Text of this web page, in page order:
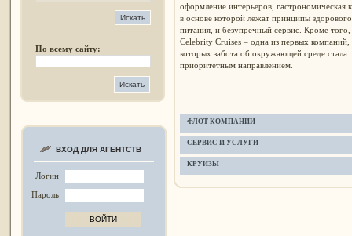
По всему сайту:
ВХОД ДЛЯ АГЕНТСТВ
Логин
Пароль
оформление интерьеров, гастрономическая
в основе которой лежат принципы здорового
питания, и безупречный сервис. Кроме того,
Celebrity Cruises – одна из первых компаний,
которых забота об окружающей среде стала
приоритетным направлением.
ФЛОТ КОМПАНИИ
СЕРВИС И УСЛУГИ
КРУИЗЫ